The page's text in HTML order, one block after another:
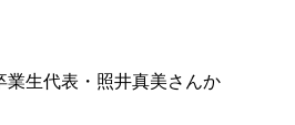
業生代表・照井真美さんか